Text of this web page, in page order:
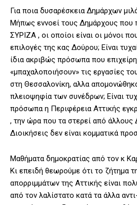
Για ποια δυσαρέσκεια Δημάρχων
Μήπως εννοεί τους Δημάρχους που
ΣΥΡΙΖΑ , οι οποίοι είναι οι μόνοι
επιλογές της κας Δούρου; Είναι
ίδια ακριβώς πρόσωπα που
«μπαχαλοποιήσουν» τις εργασίες
στη Θεσσαλονίκη, αλλα
πλειοψηφία των συνέδρων; Είναι
πρόσωπα η Περιφέρεια Αττικής
, την ώρα που τα στερεί από
Διοικήσεις δεν είναι κομματικά
Μαθήματα δημοκρατίας από τον κ
Κι επειδή θεωρούμε ότι το ζήτημα
απορριμμάτων της Αττικής είναι
από τον λαλίστατο κατά τα άλλα